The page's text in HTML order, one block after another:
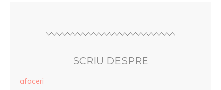
SCRIU DESPRE
afaceri